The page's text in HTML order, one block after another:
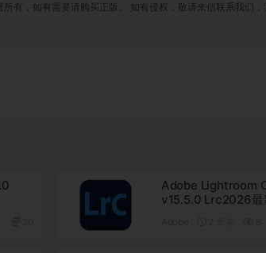
有，如有需要请购买正版。 如有侵权，敬请来信联系我们
Adobe Lightroom
v15.5.0 Lrc2026最